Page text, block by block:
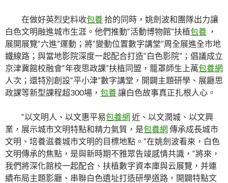
在做好英烈史料收包養拾的同時，姚劍波和團隊出力讓
白色文明融進城市生涯。他們推動“活動博物館”扶植包養 ，
展開展覽“六進”運動；將“變動位置數字講堂”周全展進全市地
鐵線路；與當地影院深度一起配合打造“白色影院”；倡議成立
京津冀館校融會“年夜思政課”扶植同盟，籠罩師生上萬包養網
人次；還特別創設“平小津”數字講堂，開闢主題研學、展廳思
政課等新型課程超300場， 包養讓白色故事真正扎根人心。
“以文明人、以文惠平易包養網 近、以文潤城、以文興
業，展示城市文明特點和精力氣質，是包養網 傳承成長城市
文明、培養滋養城市文明的目標地點。”在姚劍波看來，白色
文明傳承的焦點，是與新時期不雅眾告竣感情共識，“將來，
我們將深化館校一起配合、扶植數字資本庫與云展覽，并連
續布局主題影廳、串聯白色遺址打造研學道路，開闢特點文